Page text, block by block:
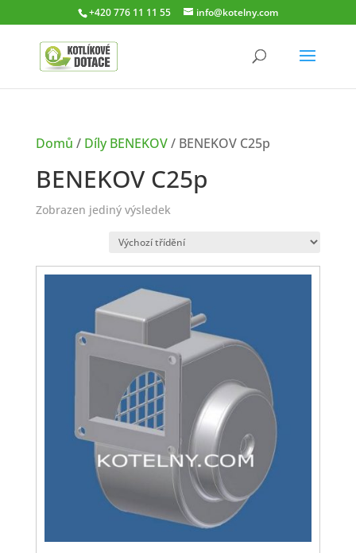
+420 776 11 11 55 info@kotelny.com
Domů / Díly BENEKOV/ BENEKOV C25p
BENEKOV C25p
Zobrazen jediný výsledek